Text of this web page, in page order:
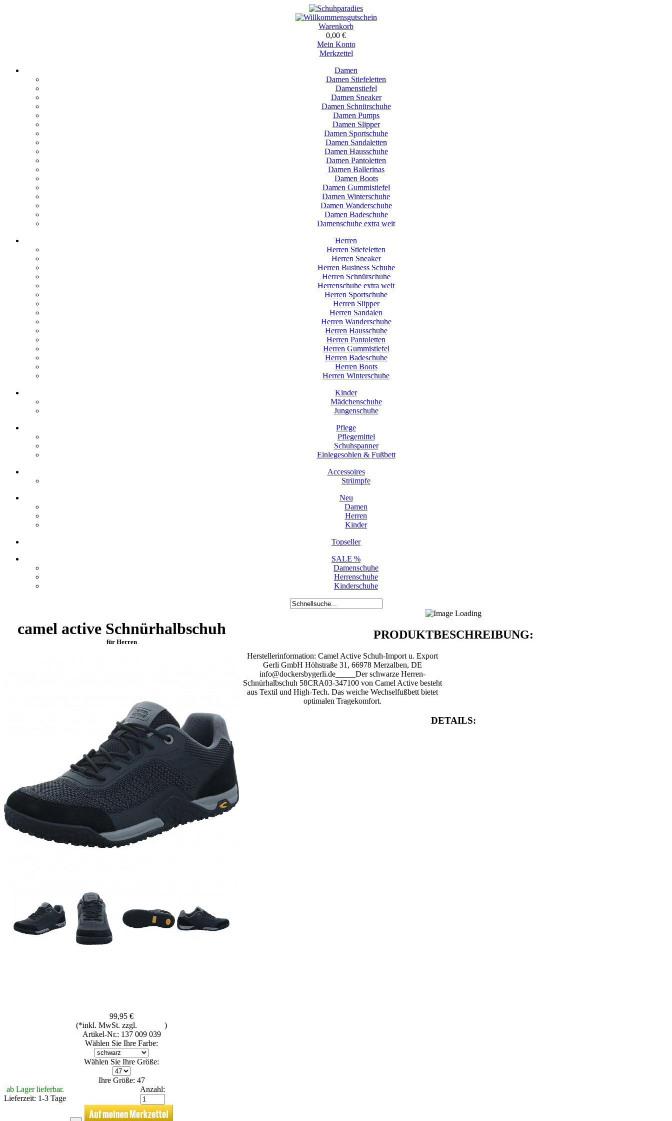
Warenkorb
0,00 €
Mein Konto
Merkzettel
Damen
Damen Stiefeletten
Damenstiefel
Damen Sneaker
Damen Schnürschuhe
Damen Pumps
Damen Slipper
Damen Sportschuhe
Damen Sandaletten
Damen Hausschuhe
Damen Pantoletten
Damen Ballerinas
Damen Boots
Damen Gummistiefel
Damen Winterschuhe
Damen Wanderschuhe
Damen Badeschuhe
Damenschuhe extra weit
Herren
Herren Stiefeletten
Herren Sneaker
Herren Business Schuhe
Herren Schnürschuhe
Herrenschuhe extra weit
Herren Sportschuhe
Herren Slipper
Herren Sandalen
Herren Wanderschuhe
Herren Hausschuhe
Herren Pantoletten
Herren Gummistiefel
Herren Badeschuhe
Herren Boots
Herren Winterschuhe
Kinder
Mädchenschuhe
Jungenschuhe
Pflege
Pflegemittel
Schuhspanner
Einlegesohlen & Fußbett
Accessoires
Strümpfe
Neu
Damen
Herren
Kinder
Topseller
SALE %
Damenschuhe
Herrenschuhe
Kinderschuhe
camel active Schnürhalbschuh
für Herren
99,95 €
(*inkl. MwSt. zzgl.
)
Artikel-Nr.: 137 009 039
Wählen Sie Ihre Farbe:
Wählen Sie Ihre Größe:
Ihre Größe: 47
ab Lager lieferbar.
Lieferzeit: 1-3 Tage
Anzahl:
PRODUKTBESCHREIBUNG:
Herstellerinformation: Camel Active Schuh-Import u. Export
Gerli GmbH Höhstraße 31, 66978 Merzalben, DE
info@dockersbygerli.de_____Der schwarze Herren-
Schnürhalbschuh 58CRA03-347100 von Camel Active besteht
aus Textil und High-Tech. Das weiche Wechselfußbett bietet
optimalen Tragekomfort.
DETAILS: